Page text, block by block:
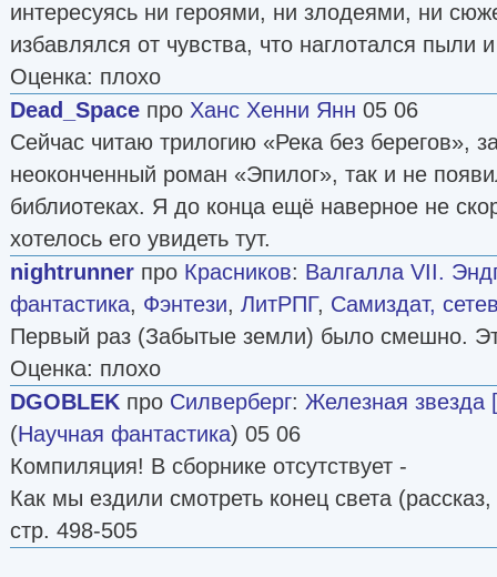
интересуясь ни героями, ни злодеями, ни
избавлялся от чувства, что наглотался пыли
Оценка: плохо
Dead_Space про Ханс Хенни Янн 05 06
Сейчас читаю трилогию «Река без берегов»,
неоконченный роман «Эпилог», так и не
библиотеках. Я до конца ещё наверное не
хотелось его увидеть тут.
nightrunner про Красников: Валгалла VII.
фантастика, Фэнтези, ЛитРПГ, Самиздат,
Первый раз (Забытые земли) было смешно.
Оценка: плохо
DGOBLEK про Силверберг: Железная звезда
(Научная фантастика) 05 06
Компиляция! В сборнике отсутствует -
Как мы ездили смотреть конец света
стр. 498-505